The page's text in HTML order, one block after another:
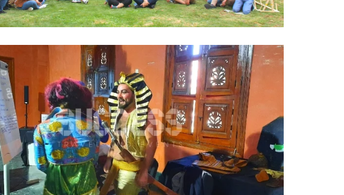
TEAMBUILDING CINÉMA – COURT MÉTRAGE
Team building